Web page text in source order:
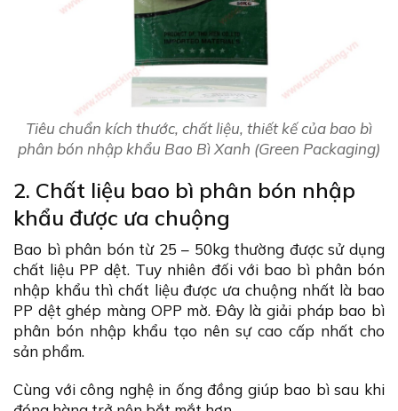
Tiêu chuẩn kích thước, chất liệu, thiết kế của bao bì
phân bón nhập khẩu Bao Bì Xanh (Green Packaging)
2. Chất liệu bao bì phân bón nhập
khẩu được ưa chuộng
Bao bì phân bón từ 25 – 50kg thường được sử dụng
chất liệu PP dệt. Tuy nhiên đối với bao bì phân bón
nhập khẩu thì chất liệu được ưa chuộng nhất là bao
PP dệt ghép màng OPP mờ. Đây là giải pháp bao bì
phân bón nhập khẩu tạo nên sự cao cấp nhất cho
sản phẩm.
Cùng với công nghệ in ống đồng giúp bao bì sau khi